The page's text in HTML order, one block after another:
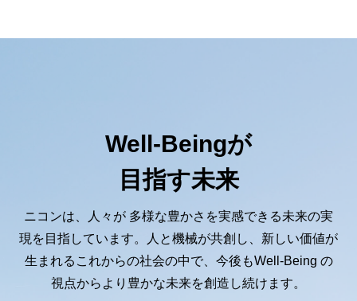
Well-Beingが
目指す未来
ニコンは、人々が 多様な豊かさを実感できる未来の実
現を目指しています。人と機械が共創し、新しい価値が
生まれるこれからの社会の中で、今後もWell-Being の
視点からより豊かな未来を創造し続けます。